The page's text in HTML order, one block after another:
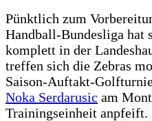
Pünktlich zum
Handball-Bundesliga hat
komplett in der
treffen sich die Zebras
Saison-Auftakt-
Noka Serdarusic am
Trainingseinheit anpfeift.